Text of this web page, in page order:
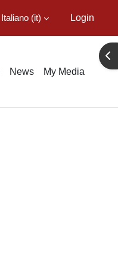
Italiano ‎(it)‎ Login
News My Media